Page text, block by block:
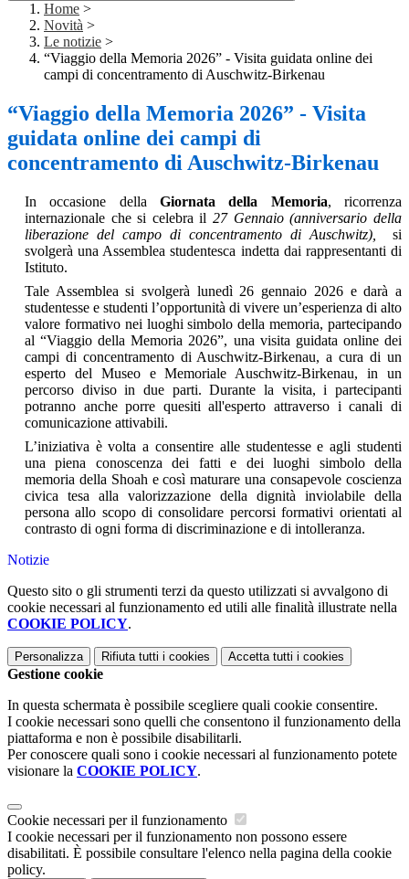
Home >
Novità >
Le notizie >
“Viaggio della Memoria 2026” - Visita guidata online dei
campi di concentramento di Auschwitz-Birkenau
“Viaggio della Memoria 2026” - Visita
guidata online dei campi di
concentramento di Auschwitz-Birkenau
In occasione della Giornata della Memoria, ricorrenza
internazionale che si celebra il27 Gennaio (anniversario della
liberazione del campo di concentramento di Auschwitz),
si
svolgerà una Assemblea studentesca indetta dai rappresentanti di
Istituto.
Tale Assemblea si svolgerà lunedì 26 gennaio 2026 e darà a
studentesse e studenti l’opportunità di vivere un’esperienza di alto
valore formativo nei luoghi simbolo della memoria, partecipando
al“Viaggio della Memoria 2026”, una visita guidata online dei
campi di concentramento di Auschwitz-Birkenau, a cura di un
esperto del Museo e Memoriale Auschwitz-Birkenau, in un
percorso diviso in due parti. Durante la visita, i partecipanti
potranno anche porre quesiti all'esperto attraverso i canali di
comunicazione attivabili.
L’iniziativa è volta a consentire alle studentesse e agli studenti
una piena conoscenza dei fatti e dei luoghi simbolo della
memoria della Shoah e così maturare una consapevole coscienza
civica tesa alla valorizzazione della dignità inviolabile della
persona allo scopo di consolidare percorsi formativi orientati al
contrasto di ogni forma di discriminazione e di intolleranza.
Notizie
Questo sito o gli strumenti terzi da questo utilizzati si avvalgono di
cookie necessari al funzionamento ed utili alle finalità illustrate nella
COOKIE POLICY.
Personalizza Rifiuta tutti i cookies Accetta tutti i cookies
Gestione cookie
In questa schermata è possibile scegliere quali cookie consentire.
I cookie necessari sono quelli che consentono il funzionamento della
piattaforma e non è possibile disabilitarli.
Per conoscere quali sono i cookie necessari al funzionamento potete
visionare la COOKIE POLICY.
Cookie necessari per il funzionamento
I cookie necessari per il funzionamento non possono essere
disabilitati. È possibile consultare l'elenco nella pagina della cookie
policy.